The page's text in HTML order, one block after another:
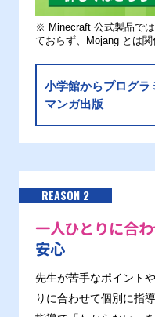
※ Minecraft 公式製品で
ておらず、Mojang とは関
小学館からプログラ
マンガ出版
REASON 2
一人ひとりに合
安心
先生が苦手なポイント
りに合わせて個別に指